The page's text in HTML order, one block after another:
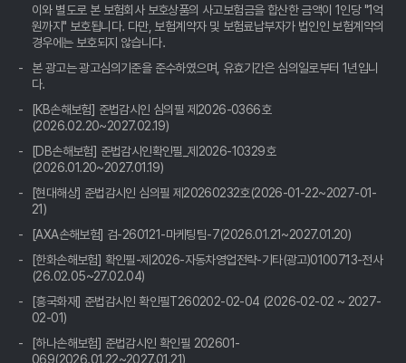
자동차보험료 아끼는 꿀팁! 비교견적 사이트 활용법, 10년 차 베테
랑의 숨겨둔 노하우 공개
자동차보험료 비교견적, 10년 노하우로 숨은 꿀팁 대방출! 나만 몰
랐던 진짜 보험료 확인법
자동차보험료 아끼는 꿀팁! 비교견적사이트, 나만 몰랐네?
혹시 '자동차보험료 아끼는 꿀팁, 비교견적 사이트 활용법' 어떠세
요?
자동차보험료 아끼는 꿀팁: 비교견적사이트 200% 활용법
자동차보험료 아끼는 꿀팁: 비교견적 사이트 활용, 숨은 혜택 찾고
'0'원 보험 만드는 비법 공개!
운전자 필수 앱?! 자동차보험료 비교견적, 안 쓰면 손해인 이유
이와 별도로 본 보험회사 보호상품의 사고보험금을 합산한 금액이 1인당 "1억
원까지" 보호됩니다. 다만, 보험계약자 및 보험료납부자가 법인인 보험계약의
경우에는 보호되지 않습니다.
본 광고는 광고심의기준을 준수하였으며, 유효기간은 심의일로부터 1년입니
다.
[KB손해보험] 준법감시인 심의필 제2026-0366호
(2026.02.20~2027.02.19)
[DB손해보험] 준법감시인확인필_제2026-10329호
(2026.01.20~2027.01.19)
[현대해상] 준법감시인 심의필 제20260232호(2026-01-22~2027-01-
21)
[AXA손해보험] 검-260121-마케팅팀-7(2026.01.21~2027.01.20)
[한화손해보험] 확인필-제2026-자동차영업전략-기타(광고)0100713-전사
(26.02.05~27.02.04)
[흥국화재] 준법감시인 확인필T260202-02-04 (2026-02-02 ~ 2027-
02-01)
[하나손해보험] 준법감시인 확인필 202601-
069(2026.01.22~2027.01.21)